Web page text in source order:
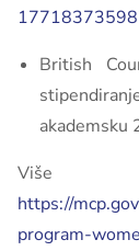
British
akademsku
Više
https://
program-